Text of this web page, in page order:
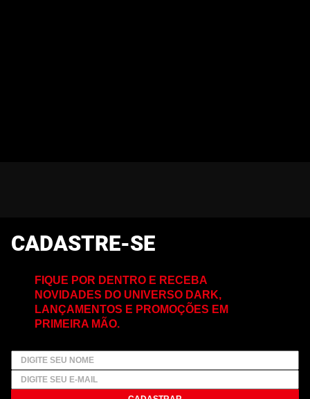
CADASTRE-SE
FIQUE POR DENTRO E RECEBA
NOVIDADES DO UNIVERSO DARK,
LANÇAMENTOS E PROMOÇÕES EM
PRIMEIRA MÃO.